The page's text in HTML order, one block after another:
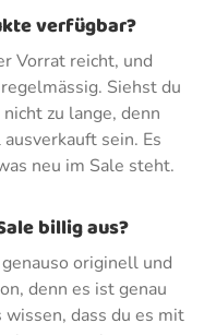
verfügbar?
Vorrat reicht, und
Siehst du
zu lange, denn
sein. Es
neu im Sale steht.
billig aus?
originell und
denn es ist genau
dass du es mit